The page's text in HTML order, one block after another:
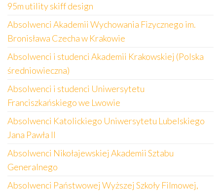
95m utility skiff design
Absolwenci Akademii Wychowania Fizycznego im.
Bronisława Czecha w Krakowie
Absolwenci i studenci Akademii Krakowskiej (Polska
średniowieczna)
Absolwenci i studenci Uniwersytetu
Franciszkańskiego we Lwowie
Absolwenci Katolickiego Uniwersytetu Lubelskiego
Jana Pawła II
Absolwenci Nikołajewskiej Akademii Sztabu
Generalnego
Absolwenci Państwowej Wyższej Szkoły Filmowej,